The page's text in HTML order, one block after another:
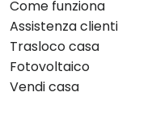
Come funziona
Assistenza clienti
Trasloco casa
Fotovoltaico
Vendi casa